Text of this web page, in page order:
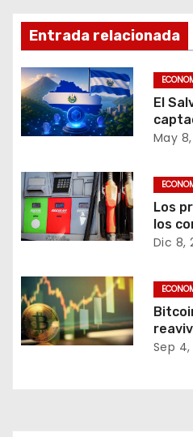
a
c
i
ó
n
d
e
e
n
t
Entrada relacionada
El
May
Los
los
Dic 8,
Sep